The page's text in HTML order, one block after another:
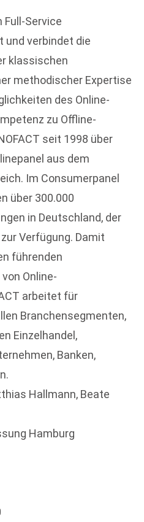
Full-Service
verbindet die
klassischen
methodischer Expertise
des Online-
zu Offline-
seit 1998 über
aus dem
Im Consumerpanel
über 300.000
in Deutschland, der
Verfügung. Damit
führenden
Online-
arbeitet für
Branchensegmenten,
Einzelhandel,
Banken,
Hallmann, Beate
Hamburg